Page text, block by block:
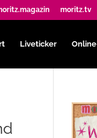
moritz.tv
Liveticker